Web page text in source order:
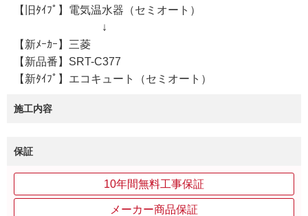
【旧ﾀｲﾌﾟ】電気温水器（セミオート）
↓
【新ﾒｰｶｰ】三菱
【新品番】SRT-C377
【新ﾀｲﾌﾟ】エコキュート（セミオート）
施工内容
保証
10年間無料工事保証
メーカー商品保証